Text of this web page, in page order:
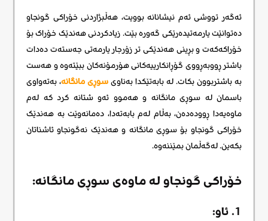
ئەگەر تووشی ئەم نیشانانە بوویت، هەڵبژاردنی خۆراکی گونجاو
دەتوانێت یارمەتیدەرێکی گەورە بێت. زیادکردنی هەندێک خۆراک بۆ
خۆراکەکەت و بڕینی هەندێکی تر زۆرجار یارمەتی جەستەت دەدات
باشتر ڕووبەڕووی گۆڕانکارییەکانی هۆرمۆنەکان ببێتەوە و هەست
بە باشتربوون بکات. لە بابەتێکدا بەناویسوڕی مانگانە، بەتەواوی
باسمان لە سوڕی مانگانە و هەموو ئەو شتانە کرد کە لەم
ماوەیەدا ڕوودەدەن، بەڵام لەم بابەتەدا، دەمانەوێت بە هەندێک
خۆراکی گونجاو بۆ سوڕی مانگانە و هەندێک نەگونجاو ئاشناتان
بکەین. لەگەڵمان بمێننەوە.
خۆراکی گونجاو لە ماوەی سوڕی مانگانە:
1. ئاو: